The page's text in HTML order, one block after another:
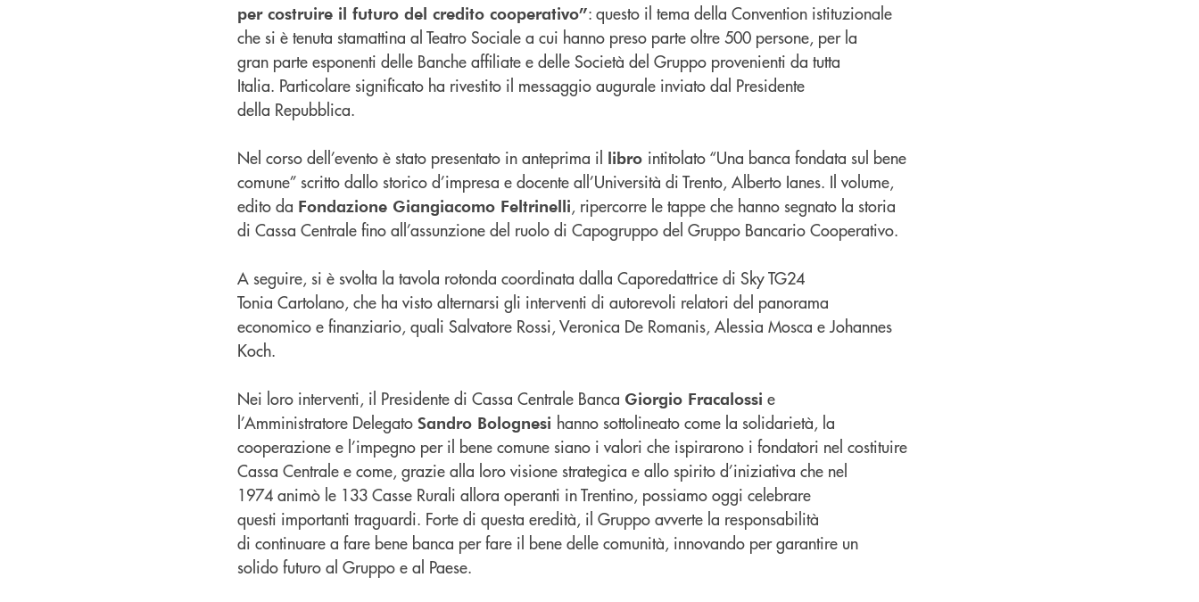
per costruire il futuro del credito cooperativo”: questo il tema della Convention istituzionale
che si è tenuta stamattina al Teatro Sociale a cui hanno preso parte oltre 500 persone, per la
gran parte esponenti delle Banche affiliate e delle Società del Gruppo provenienti da tutta
Italia. Particolare significato ha rivestito il messaggio augurale inviato dal Presidente
della Repubblica.
Nel corso dell’evento è stato presentato in anteprima il libro intitolato “Una banca fondata sul bene
comune” scritto dallo storico d’impresa e docente all’Università di Trento, Alberto Ianes. Il volume,
edito da Fondazione Giangiacomo Feltrinelli, ripercorre le tappe che hanno segnato la storia
di Cassa Centrale fino all’assunzione del ruolo di Capogruppo del Gruppo Bancario Cooperativo.
A seguire, si è svolta la tavola rotonda coordinata dalla Caporedattrice di Sky TG24
Tonia Cartolano, che ha visto alternarsi gli interventi di autorevoli relatori del panorama
economico e finanziario, quali Salvatore Rossi, Veronica De Romanis, Alessia Mosca e Johannes
Koch.
Nei loro interventi, il Presidente di Cassa Centrale Banca Giorgio Fracalossi e
l’Amministratore Delegato Sandro Bolognesi hanno sottolineato come la solidarietà, la
cooperazione e l’impegno per il bene comune siano i valori che ispirarono i fondatori nel costituire
Cassa Centrale e come, grazie alla loro visione strategica e allo spirito d’iniziativa che nel
1974 animò le 133 Casse Rurali allora operanti in Trentino, possiamo oggi celebrare
questi importanti traguardi. Forte di questa eredità, il Gruppo avverte la responsabilità
di continuare a fare bene banca per fare il bene delle comunità, innovando per garantire un
solido futuro al Gruppo e al Paese.